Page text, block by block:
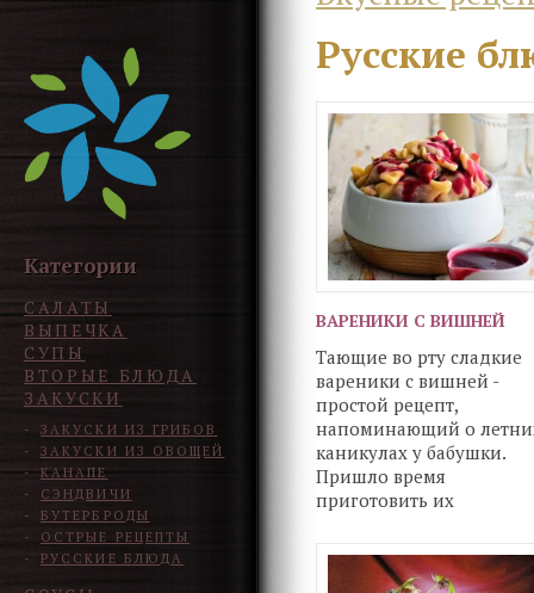
Категории
САЛАТЫ
ВЫПЕЧКА
СУПЫ
ВТОРЫЕ БЛЮДА
ЗАКУСКИ
ЗАКУСКИ ИЗ ГРИБОВ
ЗАКУСКИ ИЗ ОВОЩЕЙ
КАНАПЕ
СЭНДВИЧИ
БУТЕРБРОДЫ
ОСТРЫЕ РЕЦЕПТЫ
РУССКИЕ БЛЮДА
Русские
ВАРЕНИКИ С ВИШНЕЙ
Тающие во рту сладкие
вареники с вишней -
простой рецепт,
напоминающий о
каникулах у бабушки.
Пришло время
приготовить их
порадовать себя и